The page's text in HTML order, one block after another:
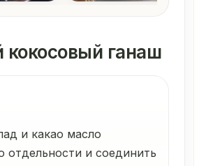
кокосовый ганаш
и какао масло
отдельности и соединить